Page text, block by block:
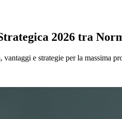
2026 tra
e strategie per la massima